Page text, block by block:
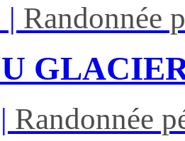
| Randonnée
| Randonnée